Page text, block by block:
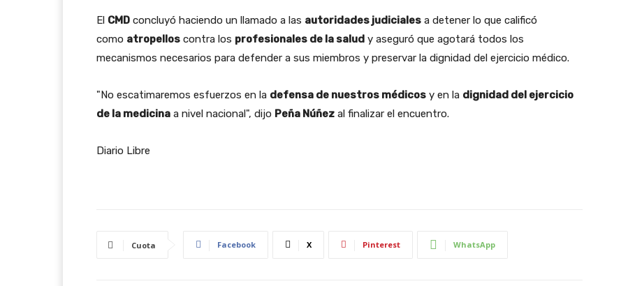
El CMD concluyó haciendo un llamado a las autoridades judiciales a detener lo que calificó
como atropellos contra los profesionales de la salud y aseguró que agotará todos los
mecanismos necesarios para defender a sus miembros y preservar la dignidad del ejercicio médico.
"No escatimaremos esfuerzos en la defensa de nuestros médicos y en la dignidad del ejercicio
de la medicina a nivel nacional", dijo Peña Núñez al finalizar el encuentro.
Diario Libre
Cuota Facebook X Pinterest WhatsApp